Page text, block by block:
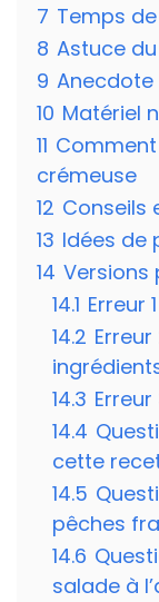
7 Temps
8 Astuce
9
10 Matériel
11
crémeuse
12 Conseils
13 Idées de
14 Versions
14.1 Erreur
14.2
14.3
14.4
cette
14.5
pêches
14.6
salade à